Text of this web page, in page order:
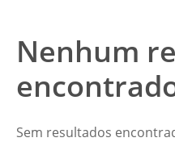
Nenhum
Sem resultados